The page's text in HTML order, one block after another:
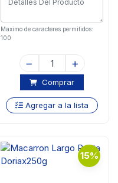
Maximo de caracteres permitidos:
100
Comprar
Agregar a la lista
15%